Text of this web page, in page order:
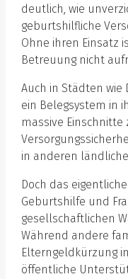
deutlich, wie
geburtshilfliche
Ohne ihren Einsatz
Betreuung nicht
Auch in Städten
ein Belegsystem in
massive Einschnitte
in anderen
Doch das
Geburtshilfe und
gesellschaftlichen
Während andere
Elterngeldkürzung
öffentliche